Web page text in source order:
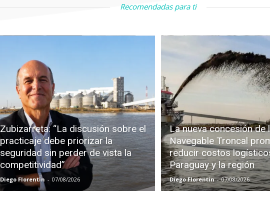
Recomendadas para ti
Zubizarreta: “La discusión sobre el
practicaje debe priorizar la
seguridad sin perder de vista la
competitividad”
Diego Florentin - 07/08/2026
La nueva concesión de
Navegable Troncal
reducir costos
Paraguay y la región
Diego Florentin - 07/08/2026